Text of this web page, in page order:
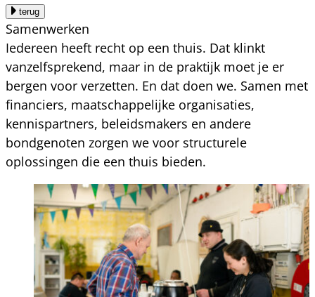
terug
Samenwerken
Iedereen heeft recht op een thuis. Dat klinkt
vanzelfsprekend, maar in de praktijk moet je er
bergen voor verzetten. En dat doen we. Samen met
financiers, maatschappelijke organisaties,
kennispartners, beleidsmakers en andere
bondgenoten zorgen we voor structurele
oplossingen die een thuis bieden.